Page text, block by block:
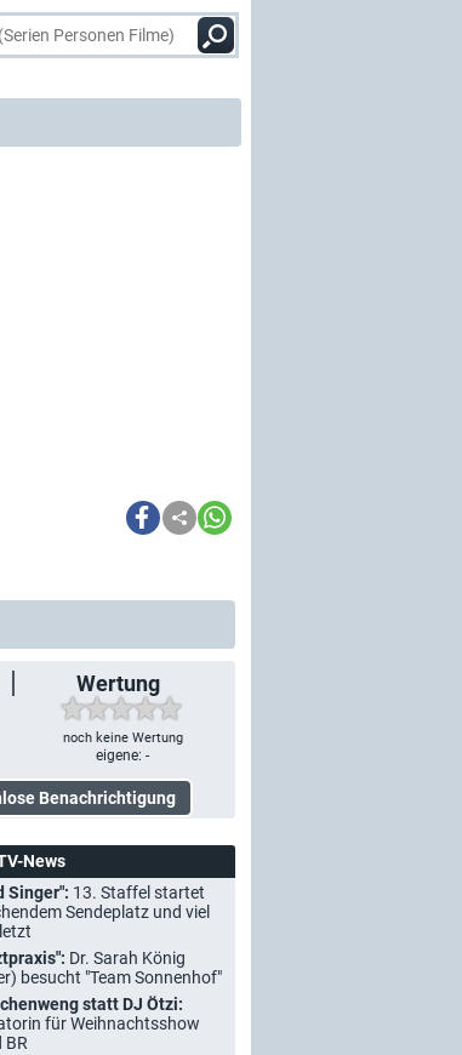
Wertung
noch keine Wertung
eigene: -
News
Singer": 13. Staffel startet
Sendeplatz und viel
Dr. Sarah König
besucht "Team Sonnenhof"
statt DJ Ötzi:
für Weihnachtsshow
BR